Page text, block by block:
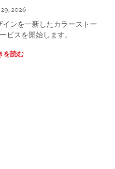
2026
ンを一新したカラーストー
ビスを開始します。
を読む